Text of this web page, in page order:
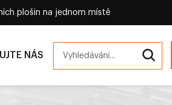
plošin na jednom místě
NÁS